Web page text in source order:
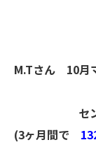
M.Tさん 10月
セ
(3ヶ月間で